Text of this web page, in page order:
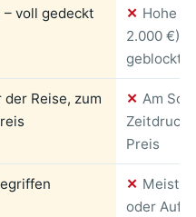
– voll gedeckt ✕ Hohe
2.000 €),
geblockt
der Reise, zum
✕ Am
Preis
✕ Meist
oder